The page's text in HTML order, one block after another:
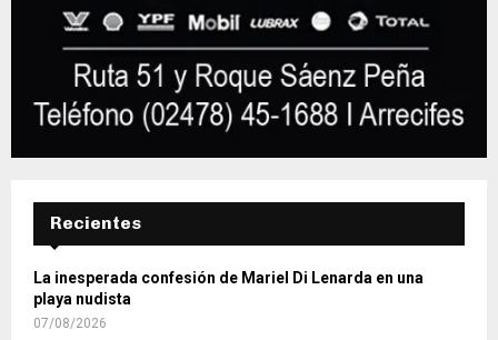
Recientes
La inesperada confesión de Mariel Di Lenarda en una
playa nudista
07/08/2026